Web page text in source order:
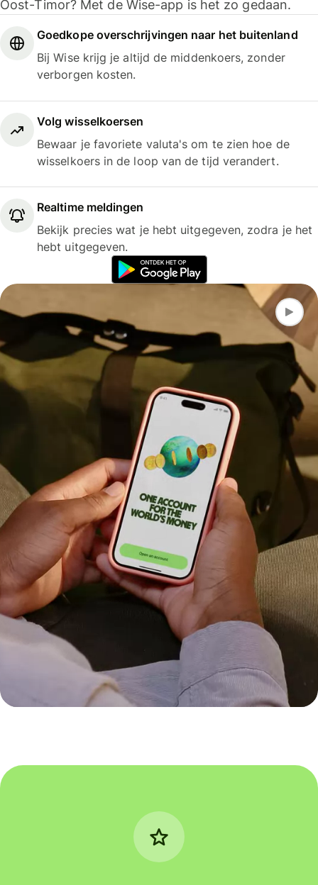
Oost-Timor? Met de Wise-app is het zo gedaan.
Goedkope overschrijvingen naar het buitenland
Bij Wise krijg je altijd de middenkoers, zonder
verborgen kosten.
Volg wisselkoersen
Bewaar je favoriete valuta's om te zien hoe de
wisselkoers in de loop van de tijd verandert.
Realtime meldingen
Bekijk precies wat je hebt uitgegeven, zodra je het
hebt uitgegeven.